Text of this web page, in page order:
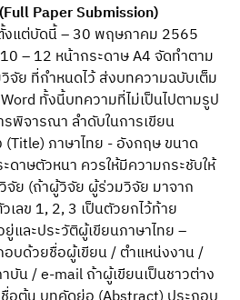
Paper Submission)
งแต่บัดนี้ – 30 พฤษภาคม 2565
– 12 หน้ากระดาษ A4 จัดทำตาม
จัย ที่กำหนดไว้ ส่งบทความฉบับเต็ม
ทั้งนี้บทความที่ไม่เป็นไปตามรูป
พิจารณา ลำดับในการเขียน
ภาษาไทย - อังกฤษ ขนาด
าษตัวหนา ควรให้มีความกระชับให้
ย (ถ้าผู้วิจัย ผู้ร่วมวิจัย มาจาก
เลข 1, 2, 3 เป็นตัวยกไว้ท้าย
ละประวัติผู้เขียนภาษาไทย –
บด้วยชื่อผู้เขียน / ตำแหน่งงาน /
น / e-mail ถ้าผู้เขียนเป็นชาวต่าง